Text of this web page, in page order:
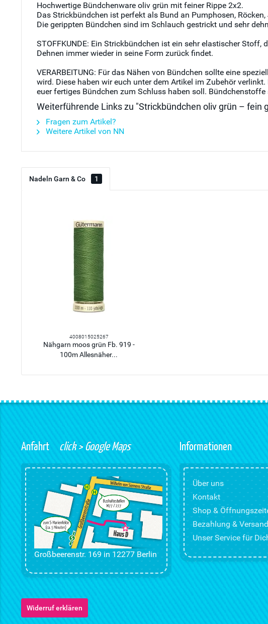
Hochwertige Bündchenware oliv grün mit feiner Rippe 2x2.
Das Strickbündchen ist perfekt als Bund an Pumphosen,
Die gerippten Bündchen sind im Schlauch gestrickt und sehr
STOFFKUNDE: Ein Strickbündchen ist ein sehr elastischer
Dehnen immer wieder in seine Form zurück findet.
VERARBEITUNG: Für das Nähen von Bündchen sollte eine
wird. Diese haben wir euch unter dem Artikel im Zubehör
euer fertiges Bündchen zum Schluss haben soll.
Weiterführende Links zu "Strickbündchen oliv grün – fein
Fragen zum Artikel?
Weitere Artikel von NN
Nadeln Garn & Co 1
4008015025267
Nähgarn moos grün Fb. 919 -
100m Allesnäher...
Anfahrt click > Google Maps
Großbeerenstr. 169 in 12277 Berlin
Informationen
Über uns
Kontakt
Shop &
Bezahlung & Versand
Unser Service für
Widerruf erklären